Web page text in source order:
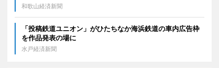
和歌山経済新聞
「投稿鉄道ユニオン」がひたちなか海浜鉄道の車内広告枠
を作品発表の場に
水戸経済新聞